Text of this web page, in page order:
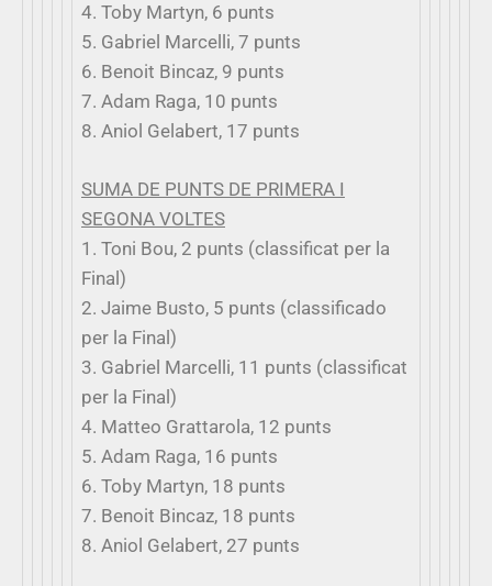
4. Toby Martyn, 6 punts
5. Gabriel Marcelli, 7 punts
6. Benoit Bincaz, 9 punts
7. Adam Raga, 10 punts
8. Aniol Gelabert, 17 punts
SUMA DE PUNTS DE PRIMERA I
SEGONA VOLTES
1. Toni Bou, 2 punts (classificat per la
Final)
2. Jaime Busto, 5 punts (classificado
per la Final)
3. Gabriel Marcelli, 11 punts (classificat
per la Final)
4. Matteo Grattarola, 12 punts
5. Adam Raga, 16 punts
6. Toby Martyn, 18 punts
7. Benoit Bincaz, 18 punts
8. Aniol Gelabert, 27 punts